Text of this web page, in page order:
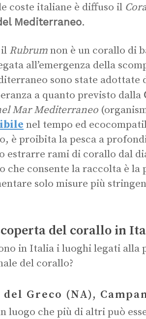
coste italiane è diffuso il
Mediterraneo.
il Rubrumnon è un corallo di
all’emergenza della
sono state
a quanto previsto dalla
Mar Mediterraneo
nel tempo ed
è proibita la pesca a
estrarre rami di corallo dal
che consente la raccolta è
solo misure più
del corallo in
in Italia i luoghi legati alla
del corallo?
Greco (NA),
luogo che più di altri può